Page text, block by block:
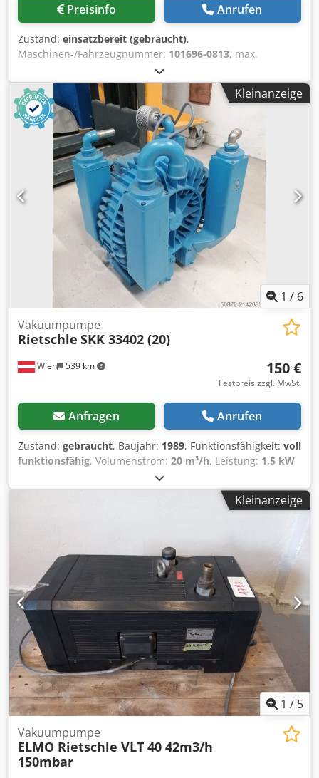
Preisinfo Anrufen
Zustand: einsatzbereit (gebraucht),
Maschinen-/Fahrzeugnummer: 101696-0813, max.
Unterdruck: + 13,0 - 18,5 mbar Fördermenge max.: 390/360
m³/h Antriebsmotor: 400 V, 2700 Upm, 0,2 kW Dkjdpfx Afed
Hcibo Ter Ansaug- bzw. Absaugstutzen-Ø: 100 mm
Platzbedarf: 400 x 380 x 420 mm
Kleinanzeige
1 / 6
Wien 539 km
Vakuumpumpe
Rietschle SKK 33402 (20)
150 €
Festpreis zzgl. MwSt.
Anfragen Anrufen
Zustand: gebraucht, Baujahr: 1989, Funktionsfähigkeit: voll
funktionsfähig, Volumenstrom: 20 m³/h, Leistung: 1,5 kW
, Rietschle Seitenkanalverdichter Leistung 1,5kW
Fördervolumen 20m³/h 400V/50Hz Gelegenheit zu Top
Kleinanzeige
1 / 5
Vakuumpumpe
ELMO Rietschle VLT 40 42m3/h
150mbar